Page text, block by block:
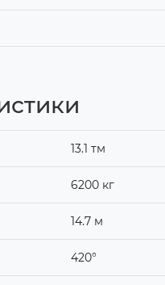
13.1 тм
6200 кг
14.7 м
420°